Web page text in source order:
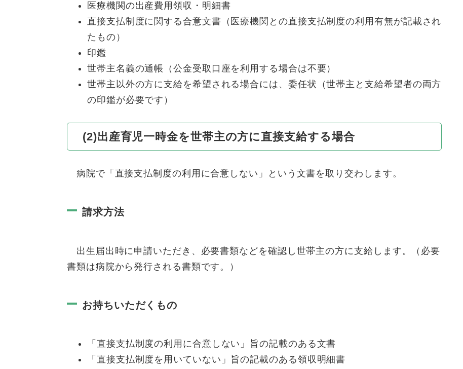
医療機関の出産費用領収・明細書
直接支払制度に関する合意文書（医療機関との直接支払制度の利用有無が記載され
たもの）
印鑑
世帯主名義の通帳（公金受取口座を利用する場合は不要）
世帯主以外の方に支給を希望される場合には、委任状（世帯主と支給希望者の両方
の印鑑が必要です）
(2)出産育児一時金を世帯主の方に直接支給する場合
病院で「直接支払制度の利用に合意しない」という文書を取り交わします。
請求方法
出生届出時に申請いただき、必要書類などを確認し世帯主の方に支給します。（必要
書類は病院から発行される書類です。）
お持ちいただくもの
「直接支払制度の利用に合意しない」旨の記載のある文書
「直接支払制度を用いていない」旨の記載のある領収明細書